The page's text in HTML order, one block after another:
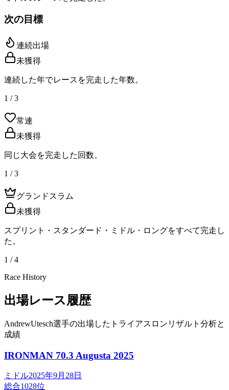
次の目標
連続出場
未獲得
連続した年でレースを完走した年数。
1 / 3
常連
未獲得
同じ大会を完走した回数。
1 / 3
グランドスラム
未獲得
スプリント・スタンダード・ミドル・ロングをすべて完走し
た。
1 / 4
Race History
出場レース履歴
AndrewUtesch選手の出場したトライアスロンリザルト分析と
成績
IRONMAN 70.3 Augusta 2025
ミドル2025年9月28日
総合1028位